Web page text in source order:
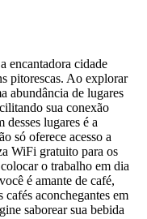
encantadora cidade
pitorescas. Ao explorar
abundância de lugares
sua conexão
desses lugares é a
só oferece acesso a
WiFi gratuito para os
o trabalho em dia
é amante de café,
aconchegantes em
saborear sua bebida